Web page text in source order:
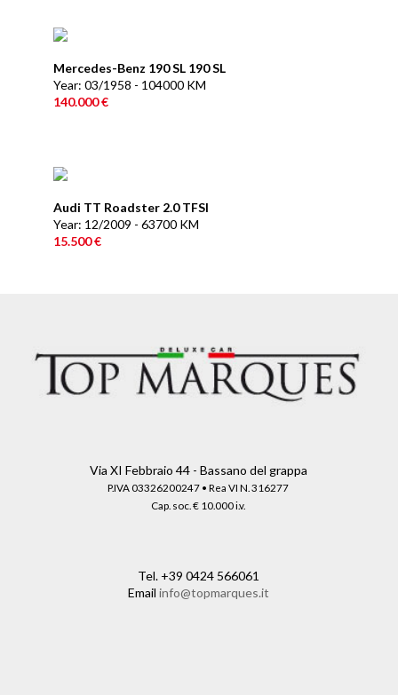
Mercedes-Benz 190 SL 190 SL
Year: 03/1958 - 104000 KM
140.000 €
Audi TT Roadster 2.0 TFSI
Year: 12/2009 - 63700 KM
15.500 €
Via XI Febbraio 44 - Bassano del grappa
P.IVA 03326200247 • Rea VI N. 316277
Cap. soc. € 10.000 i.v.
Tel. +39 0424 566061
Email info@topmarques.it